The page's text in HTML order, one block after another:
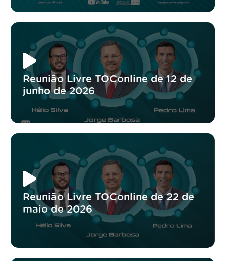
Reunião Livre TOConline de 12 de
junho de 2026
Reunião Livre TOConline de 22 de
maio de 2026